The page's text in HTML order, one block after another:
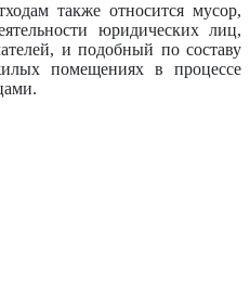
также относится мусор,
юридических лиц,
и подобный по составу
помещениях в процессе